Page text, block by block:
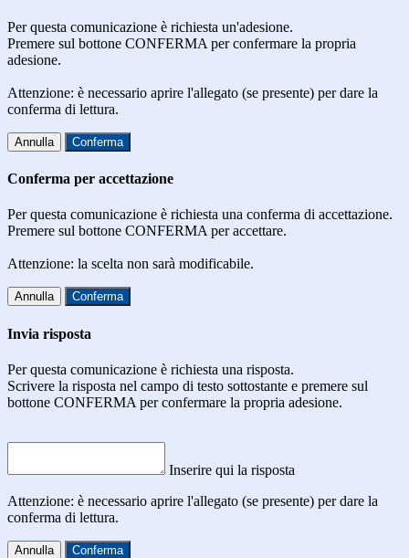
Per questa comunicazione è richiesta un'adesione.
Premere sul bottone CONFERMA per confermare la propria
adesione.
Attenzione: è necessario aprire l'allegato (se presente) per dare la
conferma di lettura.
Annulla Conferma
Conferma per accettazione
Per questa comunicazione è richiesta una conferma di accettazione.
Premere sul bottone CONFERMA per accettare.
Attenzione: la scelta non sarà modificabile.
Annulla Conferma
Invia risposta
Per questa comunicazione è richiesta una risposta.
Scrivere la risposta nel campo di testo sottostante e premere sul
bottone CONFERMA per confermare la propria adesione.
Inserire qui la risposta
Attenzione: è necessario aprire l'allegato (se presente) per dare la
conferma di lettura.
Annulla Conferma